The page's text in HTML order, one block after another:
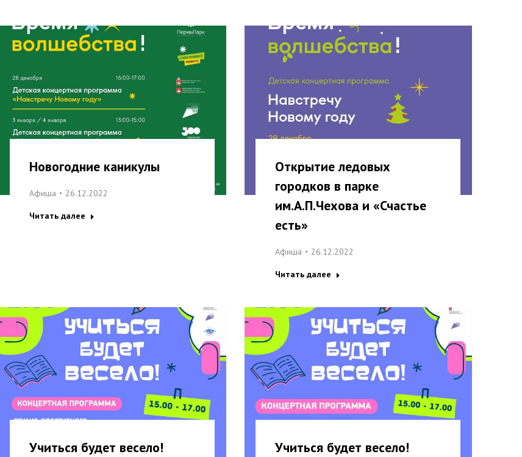
Новогодние каникулы
Афиша 26.12.2022
Читать далее
Открытие ледовых
городков в парке
им.А.П.Чехова и «Счастье
есть»
Афиша 26.12.2022
Читать далее
Учиться будет весело! Учиться будет весело!